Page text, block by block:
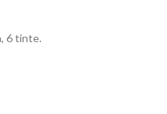
6 tinte.